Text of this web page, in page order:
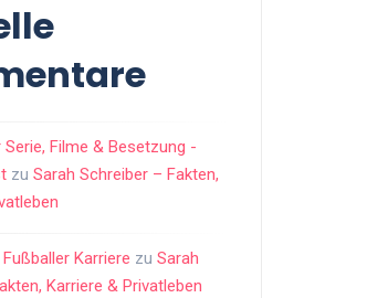
Filme & Besetzung -
zu Sarah Schreiber – Fakten,
Karriere zu Sarah
Karriere & Privatleben